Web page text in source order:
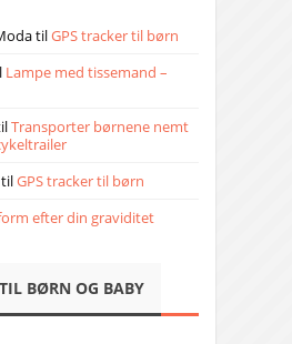
tilGPS tracker til børn
Lampe med tissemand –
Transporter børnene nemt
tilGPS tracker til børn
efter din graviditet
BØRN OG BABY